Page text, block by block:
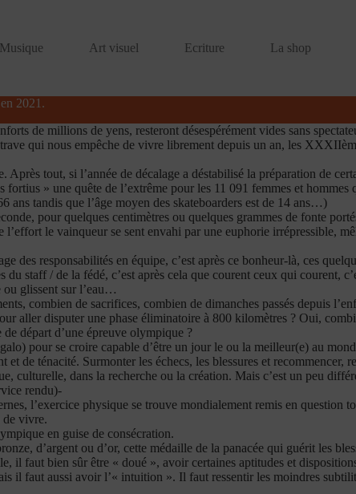
Musique Art visuel Ecriture La shop
2021.
de millions de yens, resteront désespérément vides sans
qui nous empêche de vivre librement depuis un an, les
tout, si l’année de décalage a déstabilisé la préparation de
» une quête de l’extrême pour les 11 091 femmes et
ans tandis que l’âge moyen des skateboarders est de 14 ans…)
pour quelques centimètres ou quelques grammes de fonte
le vainqueur se sent envahi par une euphorie irrépressible,
des responsabilités en équipe, c’est après ce bonheur-là, ces
du staff / de la fédé, c’est après cela que courent ceux qui courent,
ou glissent sur l’eau…
combien de sacrifices, combien de dimanches passés depuis
aller disputer une phase éliminatoire à 800 kilomètres ? Oui,
départ d’une épreuve olympique ?
pour se croire capable d’être un jour le ou la meilleur(e) au
de ténacité. Surmonter les échecs, les blessures et recommencer,
culturelle, dans la recherche ou la création. Mais c’est un peu
rendu)-
l’exercice physique se trouve mondialement remis en question
de vivre.
en guise de consécration.
d’argent ou d’or, cette médaille de la panacée qui guérit les
il faut bien sûr être « doué », avoir certaines aptitudes et
il faut aussi avoir l’« intuition ». Il faut ressentir les moindres